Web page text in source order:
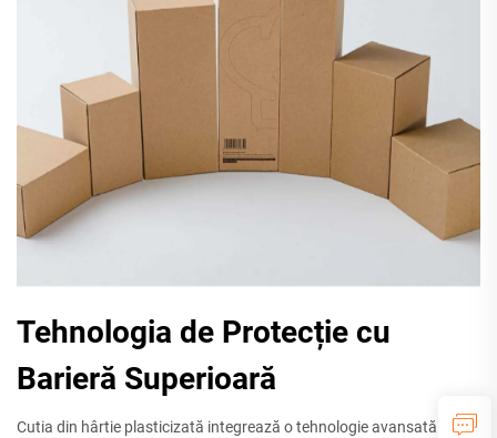
Tehnologia de Protecție cu
Barieră Superioară
Cutia din hârtie plasticizată integrează o tehnologie avansată de